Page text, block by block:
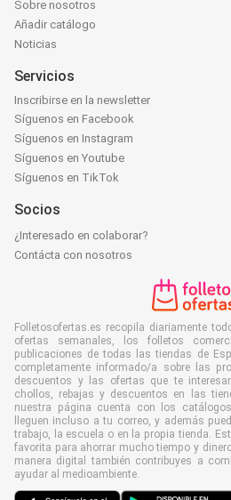
Sobre nosotros
Añadir catálogo
Noticias
Servicios
Inscribirse en la newsletter
Síguenos en Facebook
Síguenos en Instagram
Síguenos en Youtube
Síguenos en TikTok
Socios
¿Interesado en colaborar?
Contácta con nosotros
Folletosofertas.es recopila diariamente
ofertas semanales, los folletos
publicaciones de todas las tiendas de
completamente informado/a sobre las
descuentos y las ofertas que te
chollos, rebajas y descuentos en las
nuestra página cuenta con los
lleguen incluso a tu correo, y además
trabajo, la escuela o en la propia tienda.
favorita para ahorrar mucho tiempo y
manera digital también contribuyes a
ayudar al medioambiente.